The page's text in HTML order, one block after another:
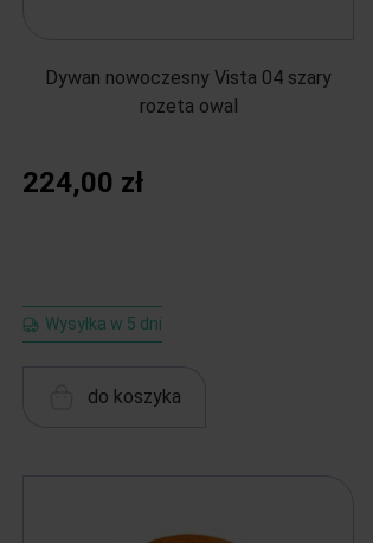
Dywan nowoczesny Vista 04 szary
rozeta owal
224,00 zł
Wysyłka w 5 dni
do koszyka